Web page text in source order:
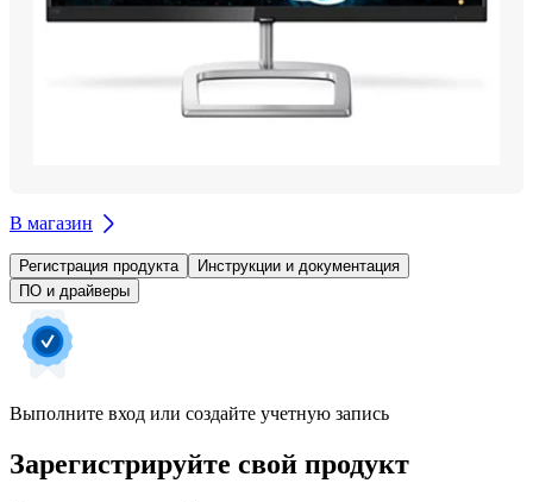
В магазин
Регистрация продукта
Инструкции и документация
ПО и драйверы
Выполните вход или создайте учетную запись
Зарегистрируйте свой продукт